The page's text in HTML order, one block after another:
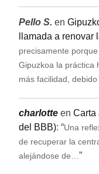
Pello S. en
llamada a renovar
precisamente
Gipuzkoa la práctica
más facilidad, debido
charlotte en Carta
del BBB): “Una
de recuperar la
alejándose de…”